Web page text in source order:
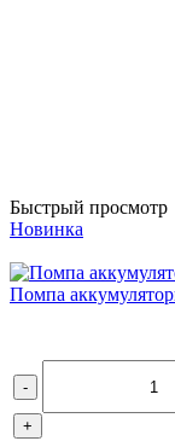
Быстрый просмотр
Новинка
Помпа
-
+